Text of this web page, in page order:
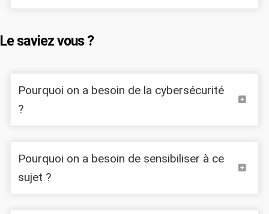
Le saviez vous ?
Pourquoi on a besoin de la cybersécurité
?
Pourquoi on a besoin de sensibiliser à ce
sujet ?